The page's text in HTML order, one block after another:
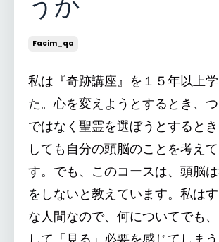
Facim_qa
私は『奇跡講座』を１５年以上
た。心を変えようとするとき、
ではなく聖霊を選ぼうとすると
しても自分の頭脳のことを考え
す。でも、このコースは、頭脳
をしないと教えています。私は
な人間なので、何についてでも